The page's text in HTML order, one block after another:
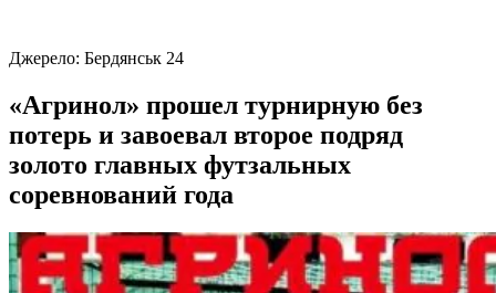
Джерело: Бердянськ 24
«Агринол» прошел турнирную без
потерь и завоевал второе подряд
золото главных футзальных
соревнований года